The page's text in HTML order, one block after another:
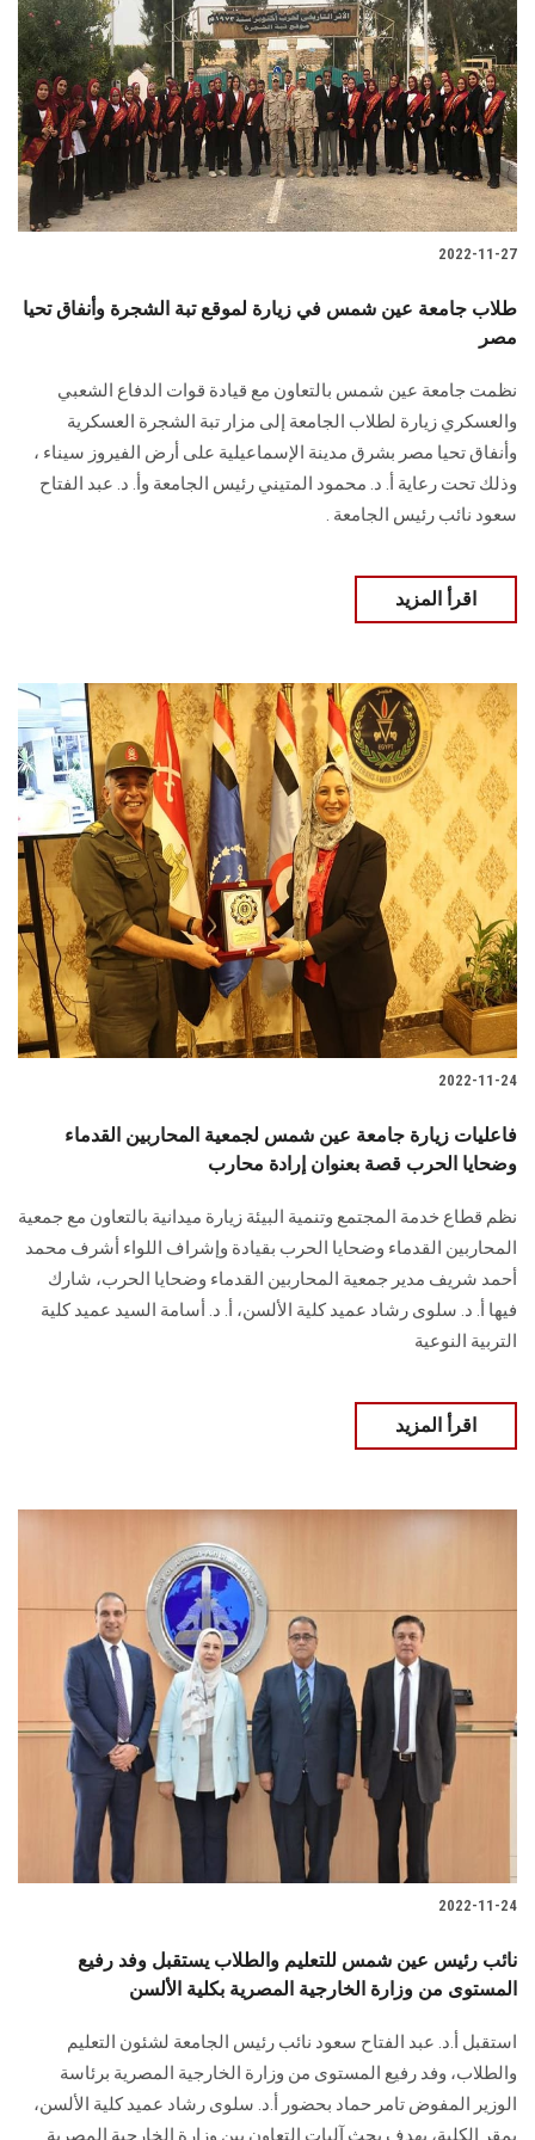
الطلاب
هيئة التدريس
الدراسات العليا
الخريجين
سجل الان
2022-11-27
طلاب جامعة عين شمس في زيارة لموقع تبة الشجرة وأنفاق تحيا
مصر
نظمت جامعة عين شمس بالتعاون مع قيادة قوات الدفاع الشعبي
والعسكري زيارة لطلاب الجامعة إلى مزار تبة الشجرة العسكرية
وأنفاق تحيا مصر بشرق مدينة الإسماعيلية على أرض الفيروز سيناء ،
وذلك تحت رعاية أ. د. محمود المتيني رئيس الجامعة وأ. د. عبد الفتاح
سعود نائب رئيس الجامعة .
اقرأ المزيد
2022-11-24
فاعليات زيارة جامعة عين شمس لجمعية المحاربين القدماء
وضحايا الحرب قصة بعنوان إرادة محارب
نظم قطاع خدمة المجتمع وتنمية البيئة زيارة ميدانية بالتعاون مع جمعية
المحاربين القدماء وضحايا الحرب بقيادة وإشراف اللواء أشرف محمد
أحمد شريف مدير جمعية المحاربين القدماء وضحايا الحرب، شارك
فيها أ. د. سلوى رشاد عميد كلية الألسن، أ. د. أسامة السيد عميد كلية
التربية النوعية
اقرأ المزيد
2022-11-24
نائب رئيس عين شمس للتعليم والطلاب يستقبل وفد رفيع
المستوى من وزارة الخارجية المصرية بكلية الألسن
استقبل أ.د. عبد الفتاح سعود نائب رئيس الجامعة لشئون التعليم
والطلاب، وفد رفيع المستوى من وزارة الخارجية المصرية برئاسة
الوزير المفوض تامر حماد بحضور أ.د. سلوى رشاد عميد كلية الألسن،